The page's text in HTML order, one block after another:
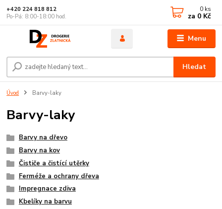
Menu
Hledat
+420 224 818 812
Po-Pá: 8:00-18:00 hod.
0 ks
za 0 Kč
Úvod Barvy-laky
Barvy-laky
Barvy na dřevo
Barvy na kov
Čističe a čistící utěrky
Ferméže a ochrany dřeva
Impregnace zdiva
Kbelíky na barvu